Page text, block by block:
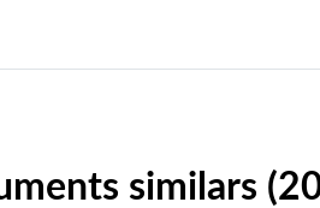
similars